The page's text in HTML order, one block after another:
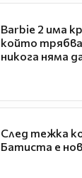
Barbie 2 има
който трябва
никога няма
След тежка
Батиста е